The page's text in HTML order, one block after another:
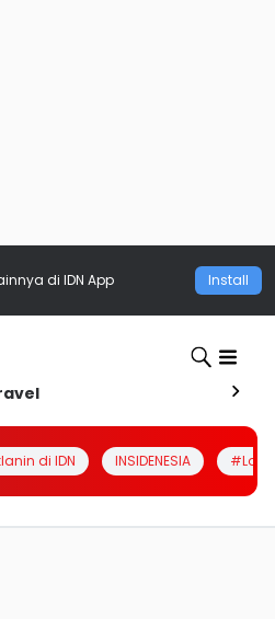
di IDN App Install
di IDN INSIDENESIA